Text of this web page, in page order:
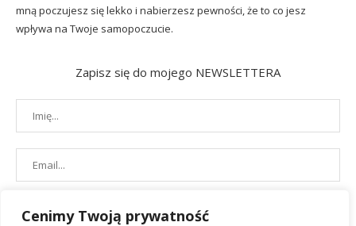
Cenimy Twoją prywatność
mną poczujesz się lekko i nabierzesz pewności, że to co jesz
wpływa na Twoje samopoczucie.
Zapisz się do mojego NEWSLETTERA